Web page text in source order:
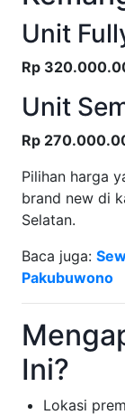
Unit
Rp
Unit
Rp
Pilihan harga
brand new di
Selatan.
Baca juga:
Pakubuwono
Ini?
Lokasi